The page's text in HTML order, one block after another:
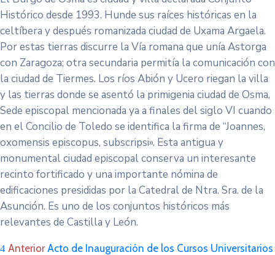
Histórico desde 1993. Hunde sus raíces históricas en la
celtíbera y después romanizada ciudad de Uxama Argaela.
Por estas tierras discurre la Vía romana que unía Astorga
con Zaragoza; otra secundaria permitía la comunicación con
la ciudad de Tiermes. Los ríos Abión y Ucero riegan la villa
y las tierras donde se asentó la primigenia ciudad de Osma,
Sede episcopal mencionada ya a finales del siglo VI cuando
en el Concilio de Toledo se identifica la firma de “Joannes,
oxomensis episcopus, subscripsi». Esta antigua y
monumental ciudad episcopal conserva un interesante
recinto fortificado y una importante nómina de
edificaciones presididas por la Catedral de Ntra. Sra. de la
Asunción. Es uno de los conjuntos históricos más
relevantes de Castilla y León.
Anterior Acto de Inauguración de los Cursos Universitarios